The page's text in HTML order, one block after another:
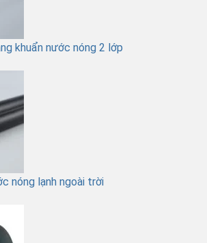
khuẩn nước nóng 2 lớp
nóng lạnh ngoài trời